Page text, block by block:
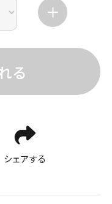
る
シェアする